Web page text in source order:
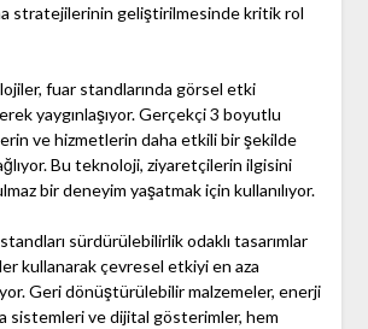
stratejilerinin geliştirilmesinde kritik rol
fuar standlarında görsel etki
yaygınlaşıyor. Gerçekçi 3 boyutlu
ve hizmetlerin daha etkili bir şekilde
Bu teknoloji, ziyaretçilerin ilgisini
bir deneyim yaşatmak için kullanılıyor.
sürdürülebilirlik odaklı tasarımlar
kullanarak çevresel etkiyi en aza
Geri dönüştürülebilir malzemeler, enerji
sistemleri ve dijital gösterimler, hem